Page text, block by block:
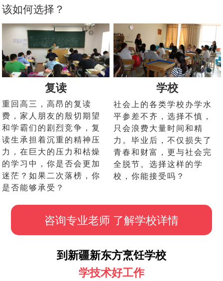
该如何选择？
复读
重回高三，高昂的复读
费，家人朋友的殷切期望
和学霸们的剧烈竞争，复
读生承担着沉重的精神压
力，在巨大的压力和枯燥
的学习中，你是否会更加
迷茫？如果二次落榜，你
是否能够承受？
学校
社会上的各类学校办学水
平参差不齐，选择不慎，
只会浪费大量时间和精
力。毕业后，不仅损失了
青春和财富，更与社会完
全脱节。选择这样的学
校，你能接受吗？
咨询专业老师 了解学校详情
到新疆新东方烹饪学校
学技术好工作